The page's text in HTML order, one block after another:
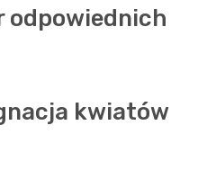
odpowiednich
kwiatów